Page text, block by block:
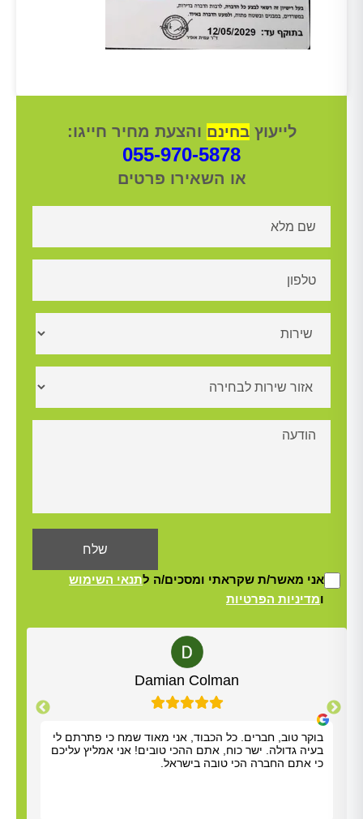
לייעוץבחינם והצעת מחיר חייגו:
055-970-5878
או השאירו פרטים
אני מאשר/ת שקראתי ומסכים/ה לתנאי השימוש
ומדיניות הפרטיות
Yisrael Woolf
תודה על כל העזרה. התרשמנו מאוד מנריה לויאני. הוא
הגיע תוך שעה, ביצע את העבודה מהר ונתן לנו הסברים
ברורים. כל הכבוד!